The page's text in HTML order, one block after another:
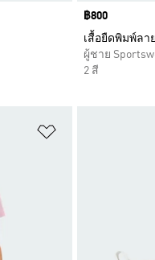
Price
฿800
เสื้อยืดพิมพ์ลา
ผู้ชาย
2 สี